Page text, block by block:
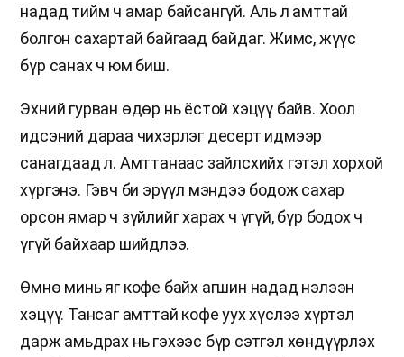
надад тийм ч амар байсангүй. Аль л амттай
болгон сахартай байгаад байдаг. Жимс, жүүс
бүр санах ч юм биш.
Эхний гурван өдөр нь ёстой хэцүү байв. Хоол
идсэний дараа чихэрлэг десерт идмээр
санагдаад л. Амттанаас зайлсхийх гэтэл хорхой
хүргэнэ. Гэвч би эрүүл мэндээ бодож сахар
орсон ямар ч зүйлийг харах ч үгүй, бүр бодох ч
үгүй байхаар шийдлээ.
Өмнө минь яг кофе байх агшин надад нэлээн
хэцүү. Тансаг амттай кофе уух хүслээ хүртэл
дарж амьдрах нь гэхээс бүр сэтгэл хөндүүрлэх